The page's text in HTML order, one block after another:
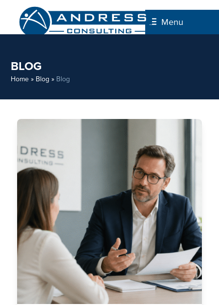
content
Menu
BLOG
Home » Blog » Blog